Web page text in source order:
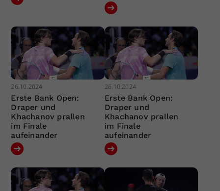
26.10.2024
Erste Bank Open:
Draper und
Khachanov prallen
im Finale
aufeinander
26.10.2024
Erste Bank Open:
Draper und
Khachanov prallen
im Finale
aufeinander